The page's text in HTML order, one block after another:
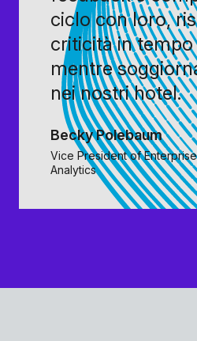
ciclo con loro,
criticità in tempo
mentre
nei nostri hotel.
Becky Polebaum
Vice President of
Analytics